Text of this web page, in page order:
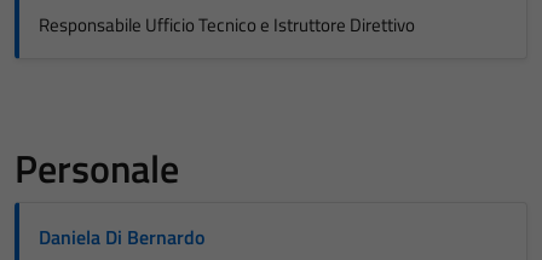
Responsabile Ufficio Tecnico e Istruttore Direttivo
Personale
Daniela Di Bernardo